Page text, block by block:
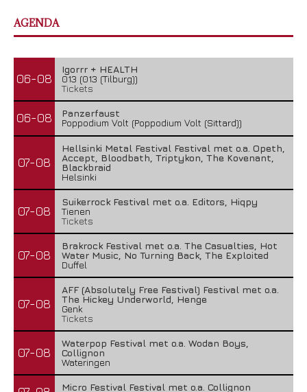
AGENDA
06-08
Igorrr + HEALTH
013 (013 (Tilburg))
Tickets
06-08
Panzerfaust
Poppodium Volt (Poppodium Volt (Sittard))
07-08
Hellsinki Metal Festival Festival met o.a. Opeth,
Accept, Bloodbath, Triptykon, The Kovenant,
Blackbraid
Helsinki
07-08
Suikerrock Festival met o.a. Editors, Hiqpy
Tienen
Tickets
07-08
Brakrock Festival met o.a. The Casualties, Hot
Water Music, No Turning Back, The Exploited
Duffel
07-08
AFF (Absolutely Free Festival) Festival met o.a.
The Hickey Underworld, Henge
Genk
Tickets
07-08
Waterpop Festival met o.a. Wodan Boys,
Collignon
Wateringen
Micro Festival Festival met o.a. Collignon